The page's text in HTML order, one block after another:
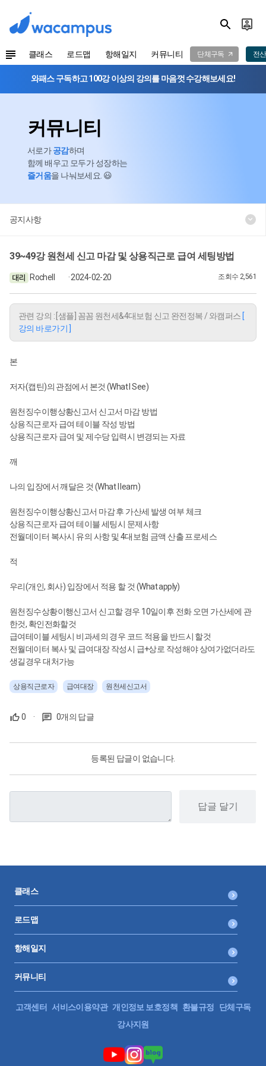
클래스 로드맵 항해일지 커뮤니티 단체구독 전
와패스 구독하고 100강 이상의 강의를 마음껏 수강해보세요!
커뮤니티
서로가공감하며
함께 배우고 모두가 성장하는
즐거움을 나눠보세요. 😃
공지사항
39~49강 원천세 신고 마감 및 상용직근로 급여 세팅방법
Rochell · 2024-02-20 조회수 2,561
관련 강의 : [샘플] 꼼꼼 원천세&4대보험 신고 완전정복 / 와캠퍼스 [
강의 바로가기 ]
본
저자(캡틴)의 관점에서 본것 (What I See)
원천징수이행상황신고서 신고서 마감 방법
상용직근로자 급여 테이블 작성 방법
상용직근로자 급여 및 제수당 입력시 변경되는 자료
깨
나의 입장에서 깨달은 것 (What I learn)
원천징수이행상황신고서 마감 후 가산세 발생 여부 체크
상용직근로자 급여 테이블 세팅시 문제사항
전월데이터 복사시 유의 사항 및 4대보험 금액 산출 프로세스
적
우리(개인, 회사) 입장에서 적용 할 것 (What apply)
원천징수상황이행신고서 신고할 경우 10일이후 전화 오면 가산세에 관
한것, 확인전화할것
급여테이블 세팅시 비과세의 경우 코드 적용을 반드시 할것
전월데이터 복사 및 급여대장 작성시 급+상로 작성해야 상여가없더라도
생길경우 대처가능
상용직근로자 급여대장 원천세신고서
0 · 0개의 답글
등록된 답글이 없습니다.
답글 달기
클래스
로드맵
항해일지
커뮤니티
고객센터 서비스이용약관 개인정보 보호정책 환불규정
단체구독
강사지원